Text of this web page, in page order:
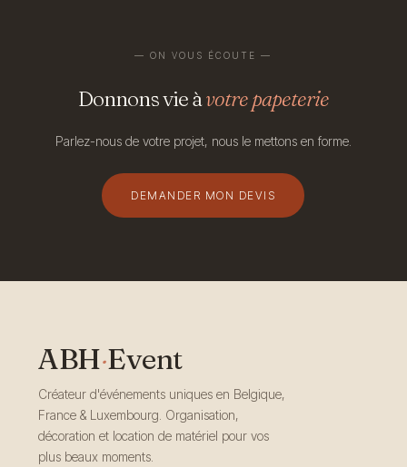
— ON VOUS ÉCOUTE —
Donnons vie àvotre papeterie
Parlez-nous de votre projet, nous le mettons en forme.
DEMANDER MON DEVIS
ABH·Event
Créateur d'événements uniques en Belgique,
France & Luxembourg. Organisation,
décoration et location de matériel pour vos
plus beaux moments.